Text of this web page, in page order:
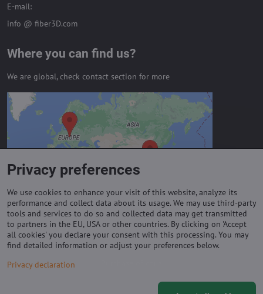
E-mail:
info @ fiber3D.com
Where you can find us?
We are global, check contact section for more
External content is blocked by
Privacy options
Do you want to load external content?
Allow always - agree with cookie type:
Important links
Privacy preferences
We use cookies to enhance your visit of this website, analyze its
performance and collect data about its usage. We may use third-party
tools and services to do so and collected data may get transmitted
to partners in the EU, USA or other countries. By clicking on 'Accept
all cookies' you declare your consent with this processing. You may
find detailed information or adjust your preferences below.
Privacy declaration